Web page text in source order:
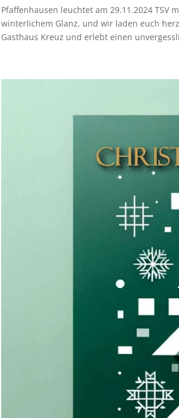
Pfaffenhausen leuchtet am 29.11.2024 TSV
winterlichem Glanz, und wir laden euch
Gasthaus Kreuz und erlebt einen